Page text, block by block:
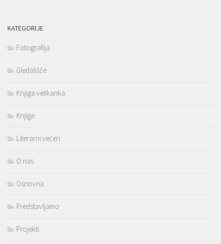
KATEGORIJE
Fotografija
Gledališče
Knjiga velikanka
Knjige
Literarni večeri
O nas
Osnovna
Predstavljamo
Projekti